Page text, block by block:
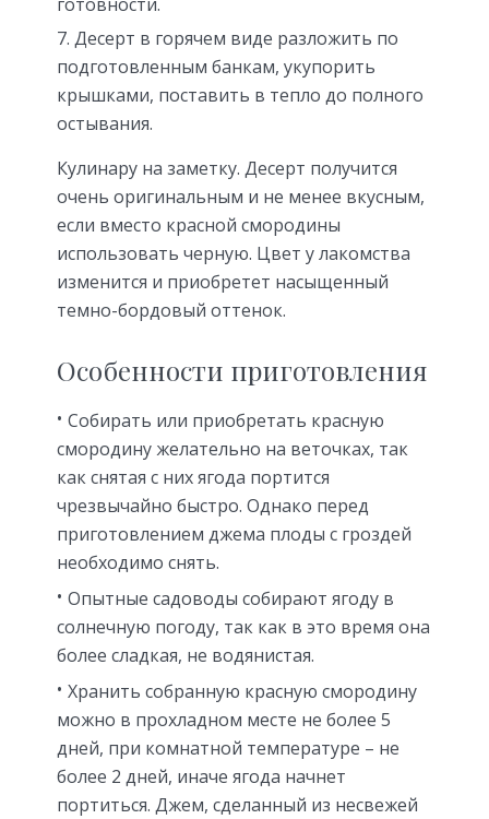
Десерт в горячем виде разложить по
подготовленным банкам, укупорить
крышками, поставить в тепло до полного
остывания.
Кулинару на заметку. Десерт получится
очень оригинальным и не менее вкусным,
если вместо красной смородины
использовать черную. Цвет у лакомства
изменится и приобретет насыщенный
темно-бордовый оттенок.
Особенности приготовления
Собирать или приобретать красную
смородину желательно на веточках, так
как снятая с них ягода портится
чрезвычайно быстро. Однако перед
приготовлением джема плоды с гроздей
необходимо снять.
Опытные садоводы собирают ягоду в
солнечную погоду, так как в это время она
более сладкая, не водянистая.
Хранить собранную красную смородину
можно в прохладном месте не более 5
дней, при комнатной температуре – не
более 2 дней, иначе ягода начнет
портиться. Джем, сделанный из несвежей